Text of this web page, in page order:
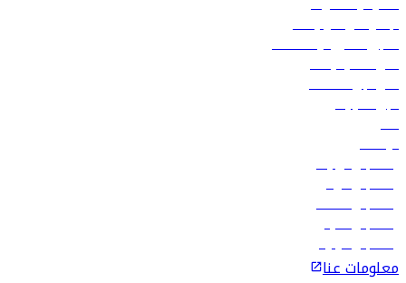
العقود والمشتريات
الإعلان على متن رحلاتنا
تسجيل الدخول لوكلاء السفر
أدنى أسعار الرحلات
فلاي دبي للعطلات
تأجير السيارات
فنادق
الوظائف
رحلات إلى تبيليسي
رحلات إلى الرياض
رحلات إلى مسقط
رحلات إلى ماليه
رحلات إلى كولومبو
معلومات عنا